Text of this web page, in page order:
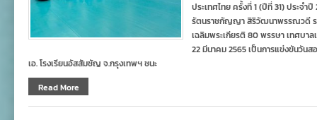
ประเทศไทย ครั้งที่ 1 (ปีที่ 31) ประจ
รัตนราชกัญญา สิริวัฒนาพรรณวดี ร
เฉลิมพระเกียรติ 80 พรรษา เทศบา
22 มีนาคม 2565 เป็นการแข่งขันวัน
เอ. โรงเรียนอัสสัมชัญ จ.กรุงเทพฯ ชนะ
Read More